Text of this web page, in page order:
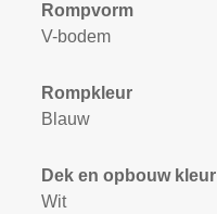
Rompvorm
V-bodem
Rompkleur
Blauw
Dek en opbouw kleur
Wit